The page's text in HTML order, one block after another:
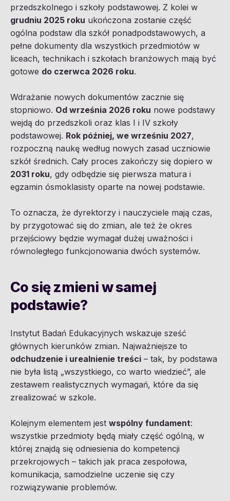
przedszkolnego i szkoły podstawowej. Z kolei w
grudniu 2025 roku ukończona zostanie część
ogólna podstaw dla szkół ponadpodstawowych, a
pełne dokumenty dla wszystkich przedmiotów w
liceach, technikach i szkołach branżowych mają być
gotowe do czerwca 2026 roku.
Wdrażanie nowych dokumentów zacznie się
stopniowo. Od września 2026 roku nowe podstawy
wejdą do przedszkoli oraz klas I i IV szkoły
podstawowej. Rok później, we wrześniu 2027,
rozpoczną naukę według nowych zasad uczniowie
szkół średnich. Cały proces zakończy się dopiero w
2031 roku, gdy odbędzie się pierwsza matura i
egzamin ósmoklasisty oparte na nowej podstawie.
To oznacza, że dyrektorzy i nauczyciele mają czas,
by przygotować się do zmian, ale też że okres
przejściowy będzie wymagał dużej uważności i
równoległego funkcjonowania dwóch systemów.
Co się zmieni w samej
podstawie?
Instytut Badań Edukacyjnych wskazuje sześć
głównych kierunków zmian. Najważniejsze to
odchudzenie i urealnienie treści – tak, by podstawa
nie była listą „wszystkiego, co warto wiedzieć”, ale
zestawem realistycznych wymagań, które da się
zrealizować w szkole.
Kolejnym elementem jest wspólny fundament:
wszystkie przedmioty będą miały część ogólną, w
której znajdą się odniesienia do kompetencji
przekrojowych – takich jak praca zespołowa,
komunikacja, samodzielne uczenie się czy
rozwiązywanie problemów.